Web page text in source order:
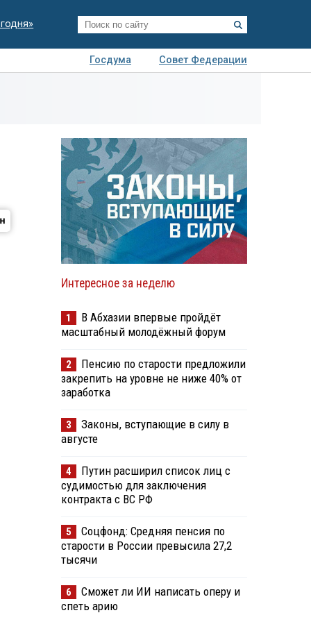
Госдума
Совет Федерации
Интересное за неделю
1
В Абхазии впервые пройдёт
масштабный молодёжный форум
2
Пенсию по старости предложили
закрепить на уровне не ниже 40% от
заработка
3
Законы, вступающие в силу в
августе
4
Путин расширил список лиц с
судимостью для заключения
контракта с ВС РФ
5
Соцфонд: Средняя пенсия по
старости в России превысила 27,2
тысячи
6
Сможет ли ИИ написать оперу и
спеть арию